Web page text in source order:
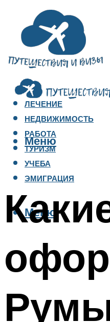
ЛЕЧЕНИЕ
НЕДВИЖИМОСТЬ
РАБОТА
ТУРИЗМ
УЧЕБА
ЭМИГРАЦИЯ
Меню
Меню